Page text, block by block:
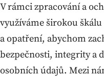
V rámci zpracování a
využíváme širokou
a opatření, abychom
bezpečnosti, integrity a
osobních údajů. Mezi